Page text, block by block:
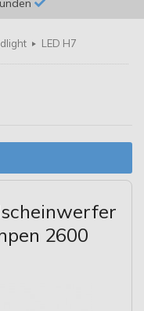
LED H7
2600